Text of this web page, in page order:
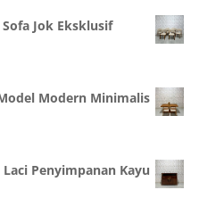
Jok Eksklusif
Modern Minimalis
Penyimpanan Kayu